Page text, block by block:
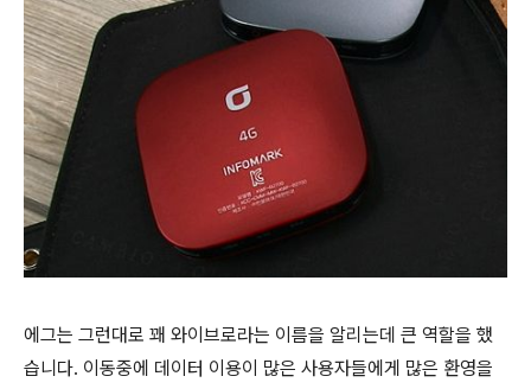
에그는 그런대로 꽤 와이브로라는 이름을 알리는데 큰 역할을 했
습니다. 이동중에 데이터 이용이 많은 사용자들에게 많은 환영을